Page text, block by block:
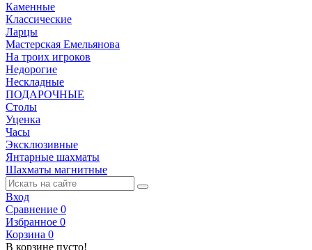
Каменные
Классические
Ларцы
Мастерская Емельянова
На троих игроков
Недорогие
Нескладные
ПОДАРОЧНЫЕ
Столы
Уценка
Часы
Эксклюзивные
Янтарные шахматы
Шахматы магнитные
Вход
Сравнение 0
Избранное 0
Корзина 0
В корзине пусто!